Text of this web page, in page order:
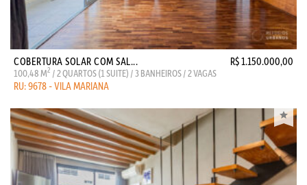
COBERTURA SOLAR COM SAL... R$ 1.150.000,00
100,48 M2 / 2 QUARTOS (1 SUITE) / 3 BANHEIROS / 2 VAGAS
RU: 9678 - VILA MARIANA